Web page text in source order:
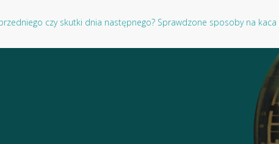
czy skutki dnia następnego? Sprawdzone sposoby na kaca